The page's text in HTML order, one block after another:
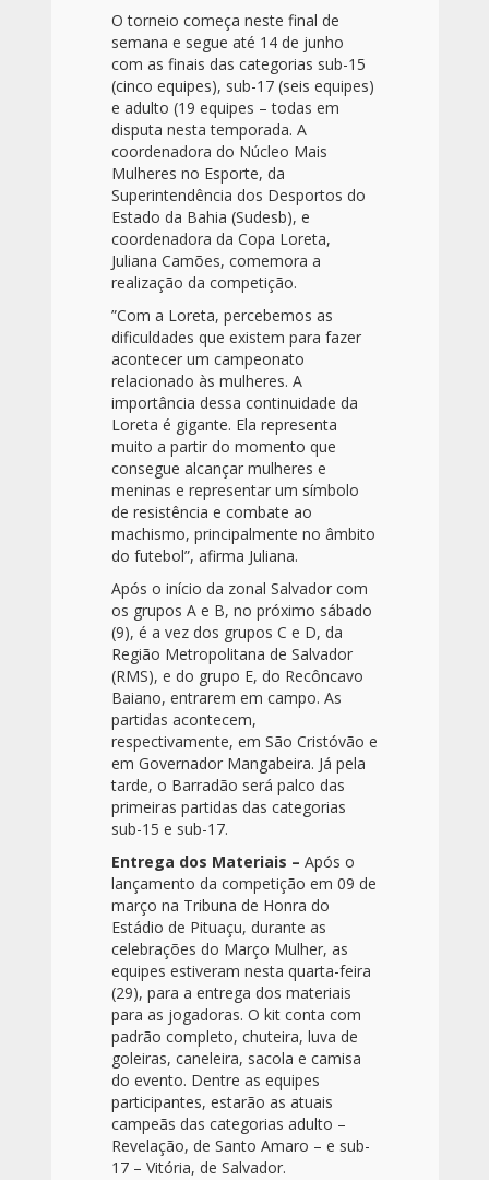
O torneio começa neste final de
semana e segue até 14 de junho
com as finais das categorias sub-15
(cinco equipes), sub-17 (seis equipes)
e adulto (19 equipes – todas em
disputa nesta temporada. A
coordenadora do Núcleo Mais
Mulheres no Esporte, da
Superintendência dos Desportos do
Estado da Bahia (Sudesb), e
coordenadora da Copa Loreta,
Juliana Camões, comemora a
realização da competição.
”Com a Loreta, percebemos as
dificuldades que existem para fazer
acontecer um campeonato
relacionado às mulheres. A
importância dessa continuidade da
Loreta é gigante. Ela representa
muito a partir do momento que
consegue alcançar mulheres e
meninas e representar um símbolo
de resistência e combate ao
machismo, principalmente no âmbito
do futebol”, afirma Juliana.
Após o início da zonal Salvador com
os grupos A e B, no próximo sábado
(9), é a vez dos grupos C e D, da
Região Metropolitana de Salvador
(RMS), e do grupo E, do Recôncavo
Baiano, entrarem em campo. As
partidas acontecem,
respectivamente, em São Cristóvão e
em Governador Mangabeira. Já pela
tarde, o Barradão será palco das
primeiras partidas das categorias
sub-15 e sub-17.
Entrega dos Materiais – Após o
lançamento da competição em 09 de
março na Tribuna de Honra do
Estádio de Pituaçu, durante as
celebrações do Março Mulher, as
equipes estiveram nesta quarta-feira
(29), para a entrega dos materiais
para as jogadoras. O kit conta com
padrão completo, chuteira, luva de
goleiras, caneleira, sacola e camisa
do evento. Dentre as equipes
participantes, estarão as atuais
campeãs das categorias adulto –
Revelação, de Santo Amaro – e sub-
17 – Vitória, de Salvador.